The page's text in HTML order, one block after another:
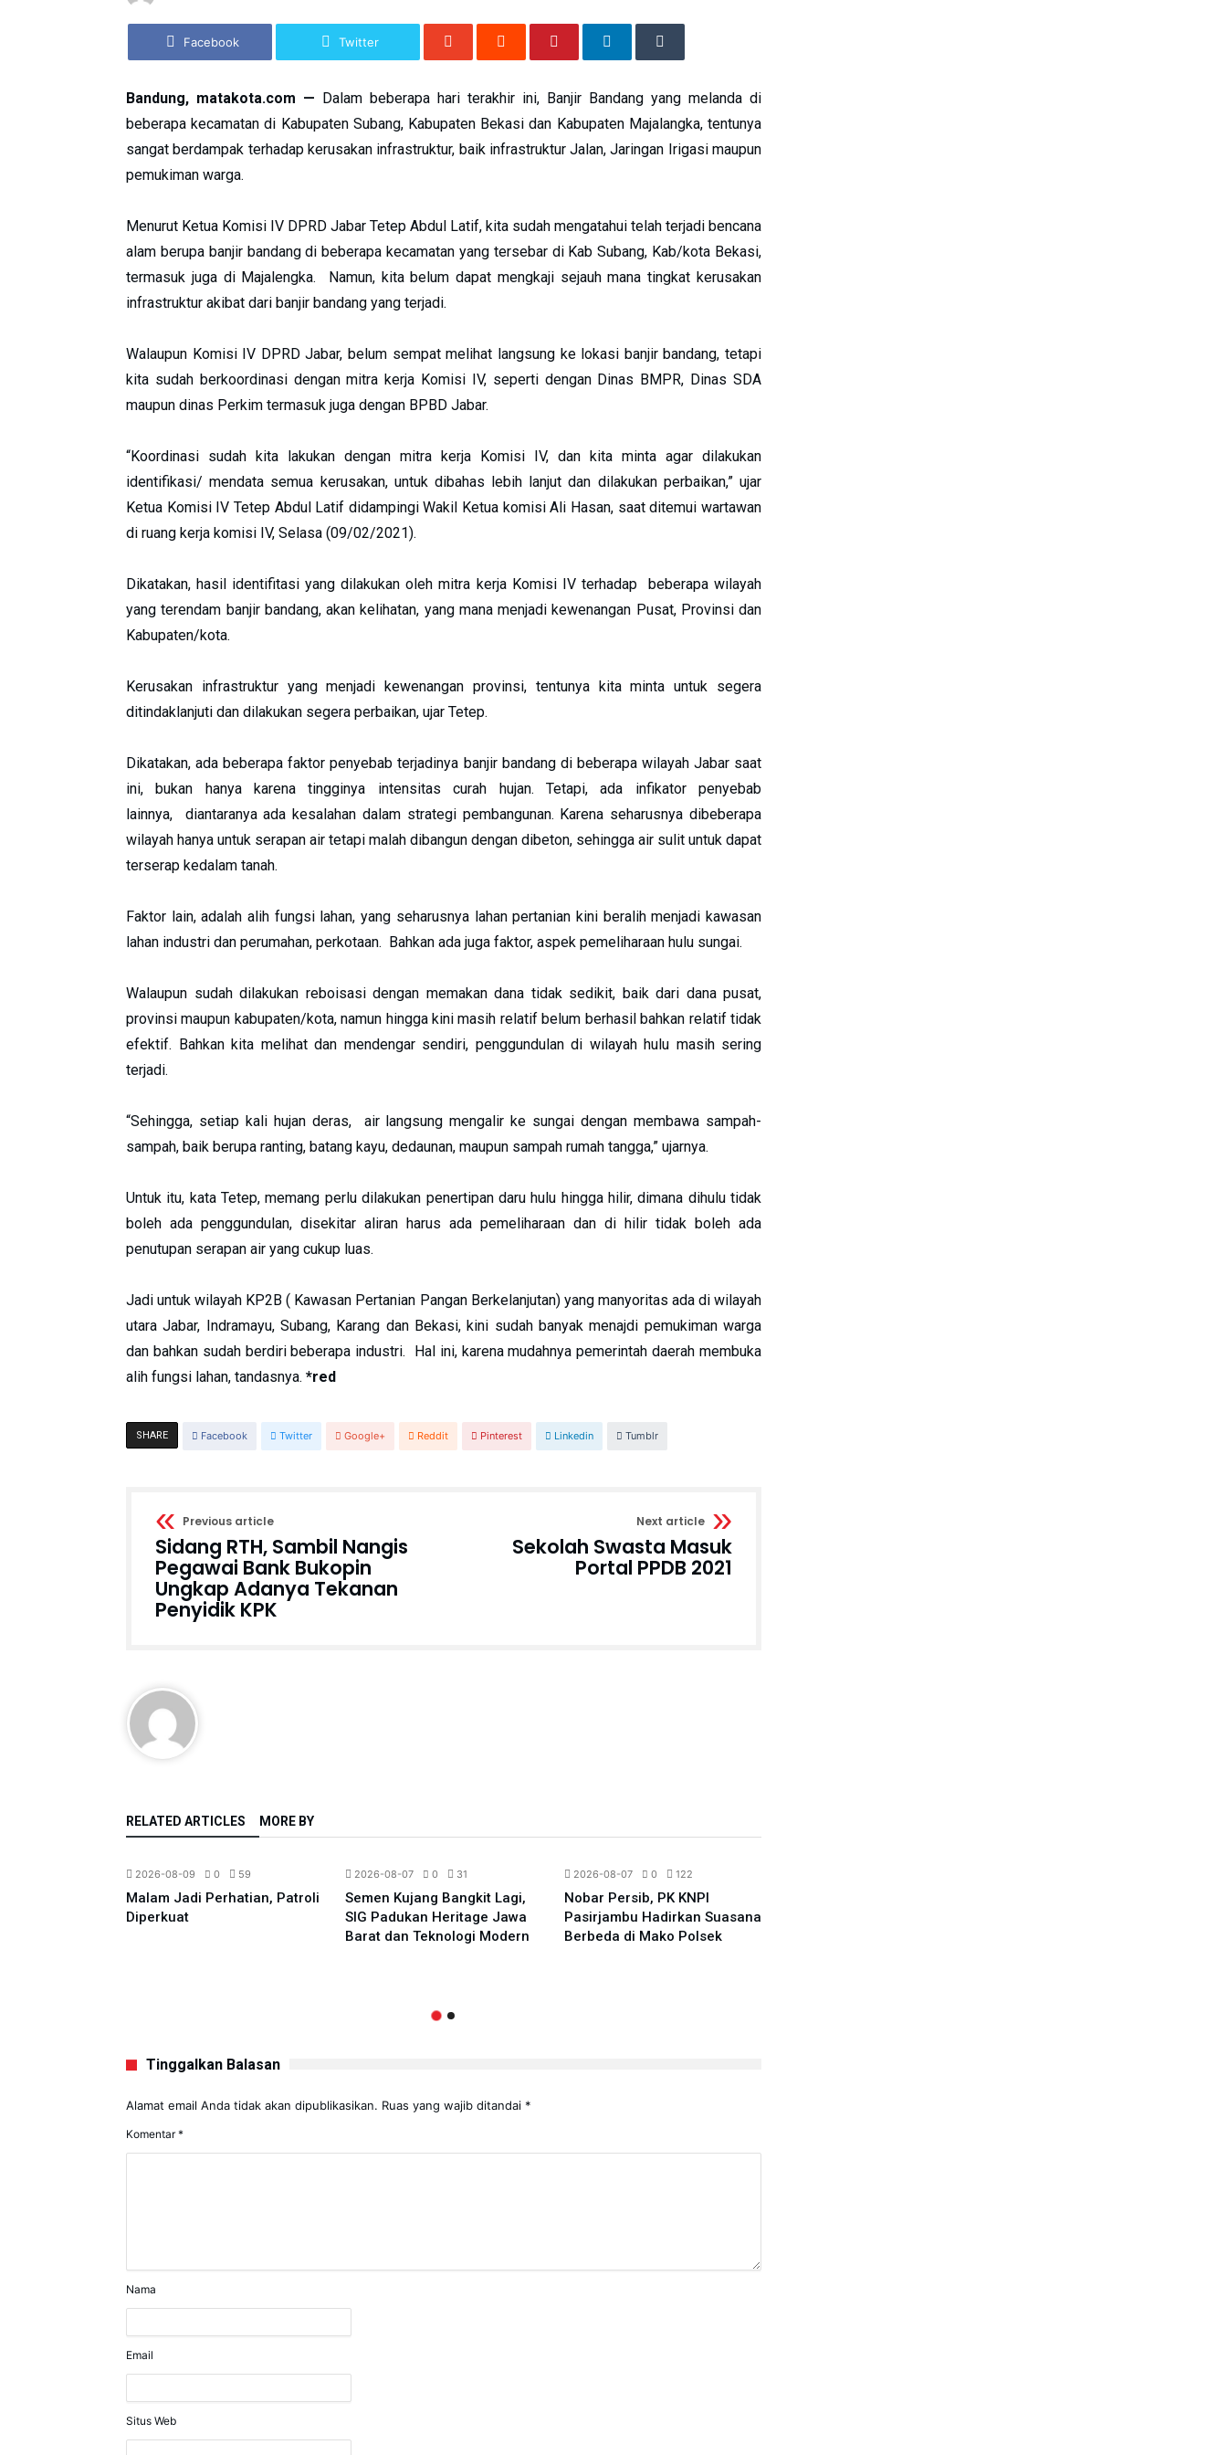
Facebook Twitter
Bandung, matakota.com — Dalam beberapa hari terakhir ini, Banjir Bandang yang melanda di
beberapa kecamatan di Kabupaten Subang, Kabupaten Bekasi dan Kabupaten Majalangka, tentunya
sangat berdampak terhadap kerusakan infrastruktur, baik infrastruktur Jalan, Jaringan Irigasi maupun
pemukiman warga.
Menurut Ketua Komisi IV DPRD Jabar Tetep Abdul Latif, kita sudah mengatahui telah terjadi bencana
alam berupa banjir bandang di beberapa kecamatan yang tersebar di Kab Subang, Kab/kota Bekasi,
termasuk juga di Majalengka. Namun, kita belum dapat mengkaji sejauh mana tingkat kerusakan
infrastruktur akibat dari banjir bandang yang terjadi.
Walaupun Komisi IV DPRD Jabar, belum sempat melihat langsung ke lokasi banjir bandang, tetapi
kita sudah berkoordinasi dengan mitra kerja Komisi IV, seperti dengan Dinas BMPR, Dinas SDA
maupun dinas Perkim termasuk juga dengan BPBD Jabar.
“Koordinasi sudah kita lakukan dengan mitra kerja Komisi IV, dan kita minta agar dilakukan
identifikasi/ mendata semua kerusakan, untuk dibahas lebih lanjut dan dilakukan perbaikan,” ujar
Ketua Komisi IV Tetep Abdul Latif didampingi Wakil Ketua komisi Ali Hasan, saat ditemui wartawan
di ruang kerja komisi IV, Selasa (09/02/2021).
Dikatakan, hasil identifitasi yang dilakukan oleh mitra kerja Komisi IV terhadap beberapa wilayah
yang terendam banjir bandang, akan kelihatan, yang mana menjadi kewenangan Pusat, Provinsi dan
Kabupaten/kota.
Kerusakan infrastruktur yang menjadi kewenangan provinsi, tentunya kita minta untuk segera
ditindaklanjuti dan dilakukan segera perbaikan, ujar Tetep.
Dikatakan, ada beberapa faktor penyebab terjadinya banjir bandang di beberapa wilayah Jabar saat
ini, bukan hanya karena tingginya intensitas curah hujan. Tetapi, ada infikator penyebab
lainnya, diantaranya ada kesalahan dalam strategi pembangunan. Karena seharusnya dibeberapa
wilayah hanya untuk serapan air tetapi malah dibangun dengan dibeton, sehingga air sulit untuk dapat
terserap kedalam tanah.
Faktor lain, adalah alih fungsi lahan, yang seharusnya lahan pertanian kini beralih menjadi kawasan
lahan industri dan perumahan, perkotaan. Bahkan ada juga faktor, aspek pemeliharaan hulu sungai.
Walaupun sudah dilakukan reboisasi dengan memakan dana tidak sedikit, baik dari dana pusat,
provinsi maupun kabupaten/kota, namun hingga kini masih relatif belum berhasil bahkan relatif tidak
efektif. Bahkan kita melihat dan mendengar sendiri, penggundulan di wilayah hulu masih sering
terjadi.
“Sehingga, setiap kali hujan deras, air langsung mengalir ke sungai dengan membawa sampah-
sampah, baik berupa ranting, batang kayu, dedaunan, maupun sampah rumah tangga,” ujarnya.
Untuk itu, kata Tetep, memang perlu dilakukan penertipan daru hulu hingga hilir, dimana dihulu tidak
boleh ada penggundulan, disekitar aliran harus ada pemeliharaan dan di hilir tidak boleh ada
penutupan serapan air yang cukup luas.
Jadi untuk wilayah KP2B ( Kawasan Pertanian Pangan Berkelanjutan) yang manyoritas ada di wilayah
utara Jabar, Indramayu, Subang, Karang dan Bekasi, kini sudah banyak menajdi pemukiman warga
dan bahkan sudah berdiri beberapa industri. Hal ini, karena mudahnya pemerintah daerah membuka
alih fungsi lahan, tandasnya. *red
SHARE Facebook Twitter Google+ Reddit Pinterest Linkedin Tumblr
Previous article
Sidang RTH, Sambil Nangis
Pegawai Bank Bukopin
Ungkap Adanya Tekanan
Penyidik KPK
Next article
Sekolah Swasta Masuk
Portal PPDB 2021
RELATED ARTICLES MORE BY
2026-08-09 0 59
Malam Jadi Perhatian, Patroli
Diperkuat
2026-08-07 0 31
Semen Kujang Bangkit Lagi,
SIG Padukan Heritage Jawa
Barat dan Teknologi Modern
2026-08-07 0 122
Nobar Persib, PK KNPI
Pasirjambu Hadirkan Suasana
Berbeda di Mako Polsek
Tinggalkan Balasan
Alamat email Anda tidak akan dipublikasikan. Ruas yang wajib ditandai *
Komentar*
Nama
Email
Situs Web